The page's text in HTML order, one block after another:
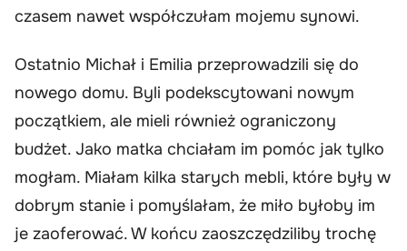
czasem nawet współczułam mojemu synowi.
Ostatnio Michał i Emilia przeprowadzili się do
nowego domu. Byli podekscytowani nowym
początkiem, ale mieli również ograniczony
budżet. Jako matka chciałam im pomóc jak tylko
mogłam. Miałam kilka starych mebli, które były w
dobrym stanie i pomyślałam, że miło byłoby im
je zaoferować. W końcu zaoszczędziliby trochę